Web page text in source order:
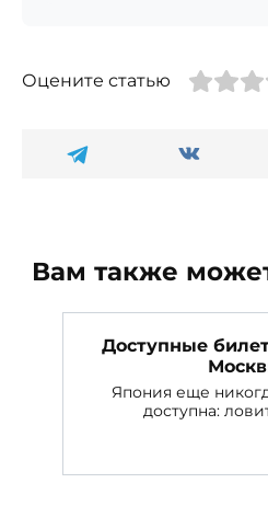
Оцените статью
Вам также
Доступные
Япония еще
доступна: